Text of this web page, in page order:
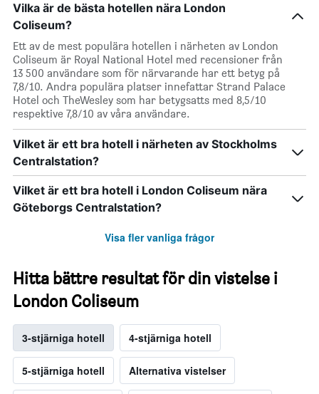
Vilka är de bästa hotellen nära London
Coliseum?
Ett av de mest populära hotellen i närheten av London
Coliseum är Royal National Hotel med recensioner från
13 500 användare som för närvarande har ett betyg på
7,8/10. Andra populära platser innefattar Strand Palace
Hotel och TheWesley som har betygsatts med 8,5/10
respektive 7,8/10 av våra användare.
Vilket är ett bra hotell i närheten av Stockholms
Centralstation?
Vilket är ett bra hotell i London Coliseum nära
Göteborgs Centralstation?
Visa fler vanliga frågor
Hitta bättre resultat för din vistelse i
London Coliseum
3-stjärniga hotell 4-stjärniga hotell
5-stjärniga hotell Alternativa vistelser